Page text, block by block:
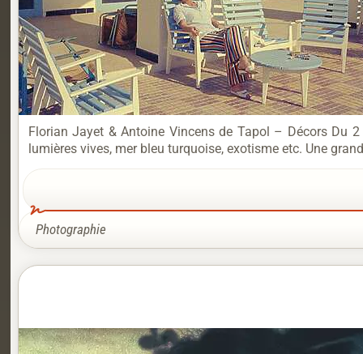
Florian Jayet & Antoine Vincens de Tapol – Décors Du
lumières vives, mer bleu turquoise, exotisme etc. Une
Photographie